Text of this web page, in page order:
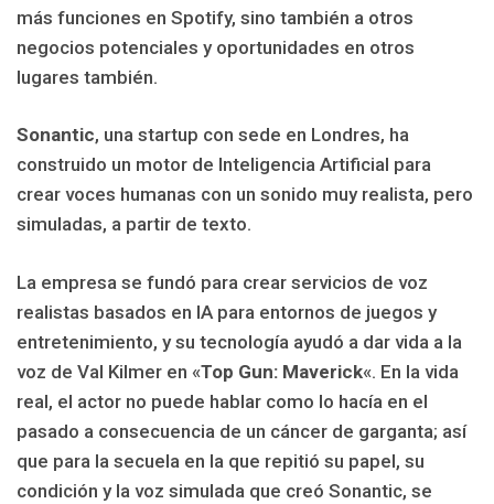
más funciones en Spotify, sino también a otros
negocios potenciales y oportunidades en otros
lugares también.
Sonantic, una startup con sede en Londres, ha
construido un motor de Inteligencia Artificial para
crear voces humanas con un sonido muy realista, pero
simuladas, a partir de texto.
La empresa se fundó para crear servicios de voz
realistas basados ​​en IA para entornos de juegos y
entretenimiento, y su tecnología ayudó a dar vida a la
voz de Val Kilmer en «Top Gun: Maverick«. En la vida
real, el actor no puede hablar como lo hacía en el
pasado a consecuencia de un cáncer de garganta; así
que para la secuela en la que repitió su papel, su
condición y la voz simulada que creó Sonantic, se